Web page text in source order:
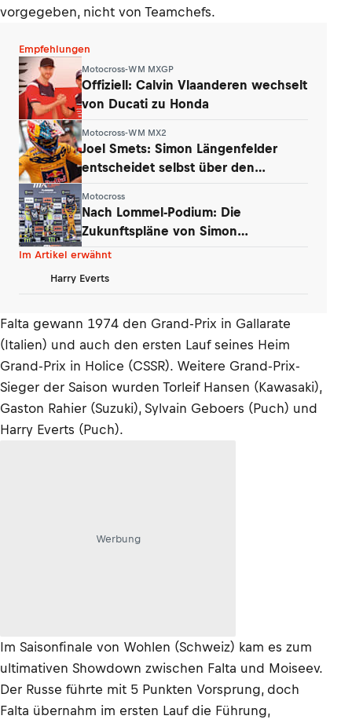
vorgegeben, nicht von Teamchefs.
Empfehlungen
Motocross-WM MXGP
Offiziell: Calvin Vlaanderen wechselt
von Ducati zu Honda
Motocross-WM MX2
Joel Smets: Simon Längenfelder
entscheidet selbst über den
Motocross
Nach Lommel-Podium: Die
Zukunftspläne von Simon
Längenfelder (KTM)
Im Artikel erwähnt
Harry Everts
Falta gewann 1974 den Grand-Prix in Gallarate
(Italien) und auch den ersten Lauf seines Heim
Grand-Prix in Holice (CSSR). Weitere Grand-Prix-
Sieger der Saison wurden Torleif Hansen (Kawasaki),
Gaston Rahier (Suzuki), Sylvain Geboers (Puch) und
Harry Everts (Puch).
Werbung
Im Saisonfinale von Wohlen (Schweiz) kam es zum
ultimativen Showdown zwischen Falta und Moiseev.
Der Russe führte mit 5 Punkten Vorsprung, doch
Falta übernahm im ersten Lauf die Führung,